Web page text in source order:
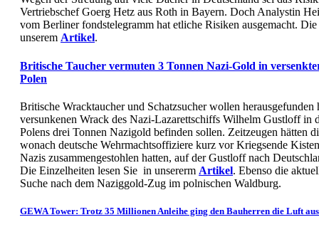
Vertriebschef Goerg Hetz aus Roth in Bayern. Doch Analystin
vom Berliner fondstelegramm hat etliche Risiken ausgemacht.
unserem Artikel.
Britische Taucher vermuten 3 Tonnen Nazi-Gold in
Polen
Britische Wracktaucher und Schatzsucher wollen herausgefunden
versunkenen Wrack des Nazi-Lazarettschiffs Wilhelm Gustloff in
Polens drei Tonnen Nazigold befinden sollen. Zeitzeugen hätten
wonach deutsche Wehrmachtsoffiziere kurz vor Kriegsende
Nazis zusammengestohlen hatten, auf der Gustloff nach
Die Einzelheiten lesen Sie in unsererm Artikel. Ebenso die
Suche nach dem Naziggold-Zug im polnischen Waldburg.
GEWA Tower: Trotz 35 Millionen Anleihe ging den Bauherren die Luft aus